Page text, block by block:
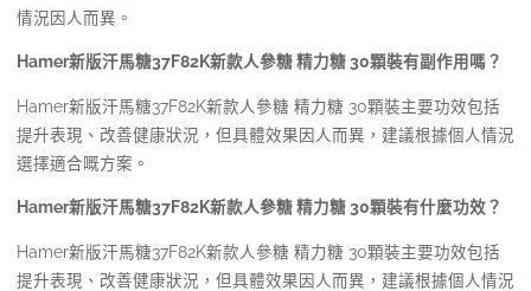
情況因人而異。
Hamer新版汗馬糖37F82K新款人參糖 精力糖 30顆裝有副作用嗎？
Hamer新版汗馬糖37F82K新款人參糖 精力糖 30顆裝主要功效包括
提升表現、改善健康狀況，但具體效果因人而異，建議根據個人情況
選擇適合嘅方案。
Hamer新版汗馬糖37F82K新款人參糖 精力糖 30顆裝有什麼功效？
Hamer新版汗馬糖37F82K新款人參糖 精力糖 30顆裝主要功效包括
提升表現、改善健康狀況，但具體效果因人而異，建議根據個人情況